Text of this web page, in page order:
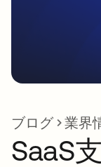
ブログ 業界
SaaS